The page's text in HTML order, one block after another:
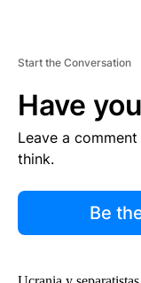
Start the Conversation
Have
Leave a
think.
Be